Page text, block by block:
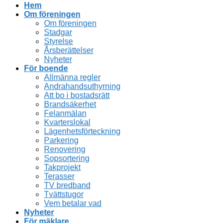
Hem
Om föreningen
Om föreningen
Stadgar
Styrelse
Årsberättelser
Nyheter
För boende
Allmänna regler
Andrahandsuthyrning
Att bo i bostadsrätt
Brandsäkerhet
Felanmälan
Kvarterslokal
Lägenhetsförteckning
Parkering
Renovering
Sopsortering
Takprojekt
Terasser
TV bredband
Tvättstugor
Vem betalar vad
Nyheter
För mäklare